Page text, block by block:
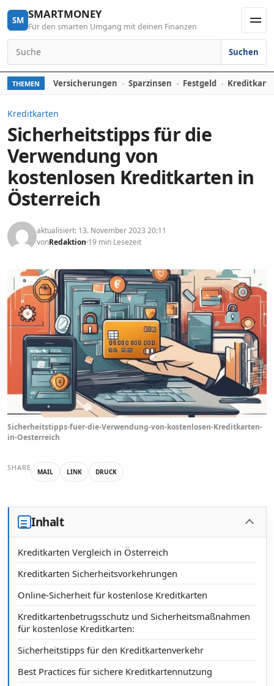
Skip to content
SM SMARTMONEY
Für den smarten Umgang mit deinen Finanzen
Search for:
Suchen
THEMEN Versicherungen Sparzinsen Festgeld
Kreditkarten
Sicherheitstipps für die
Verwendung von
kostenlosen Kreditkarten in
Österreich
aktualisiert: 13. November 2023 20:11
vonRedaktion 19 min Lesezeit
Sicherheitstipps-fuer-die-Verwendung-von-kostenlosen-Kreditkarten-
in-Oesterreich
SHARE MAIL LINK DRUCK
Inhalt
Kreditkarten Vergleich in Österreich
Kreditkarten Sicherheitsvorkehrungen
Online-Sicherheit für kostenlose Kreditkarten
Kreditkartenbetrugsschutz und Sicherheitsmaßnahmen
für kostenlose Kreditkarten:
Sicherheitstipps für den Kreditkartenverkehr
Best Practices für sichere Kreditkartennutzung